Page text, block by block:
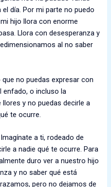
día. Por mi parte no puedo
hijo llora con enorme
Llora con desesperanza y
al no saber
no puedas expresar con
enfado, o incluso la
y no puedas decirle a
te ocurre.
a ti, rodeado de
a nadie qué te ocurre. Para
duro ver a nuestro hijo
y no saber qué está
pero no dejamos de